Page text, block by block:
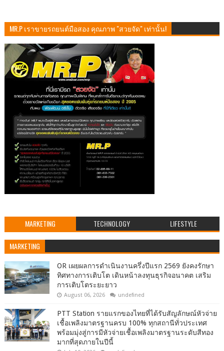
MR.P เราขายรถยนต์มือสอง คุณภาพ "สวยจัด" เท่านั้น!
MARKETING TECHNOLOGY LIFESTYLE
MARKETING
OR เผยผลการดำเนินงานครึ่งปีแรก 2569 ยังคงรักษา
ทิศทางการเติบโต เดินหน้าลงทุนธุรกิจอนาคต เสริม
การเติบโตระยะยาว
August 06, 2026 undefined
PTT Station รายแรกของไทยที่ได้รับสัญลักษณ์หัวจ่าย
เชื้อเพลิงมาตรฐานครบ 100% ทุกสถานีทั่วประเทศ
พร้อมมุ่งสู่การมีหัวจ่ายเชื้อเพลิงมาตรฐานระดับสีทอง
มากที่สุดภายในปีนี้